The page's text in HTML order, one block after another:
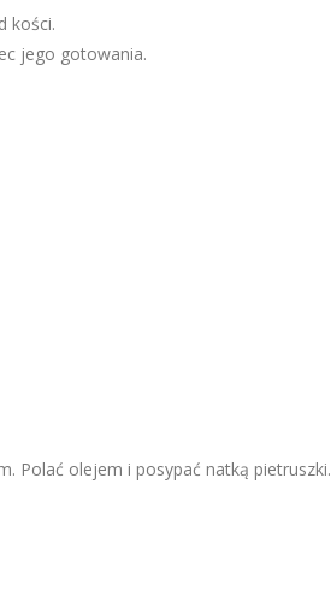
kości.
jego gotowania.
Polać olejem i posypać natką pietruszki.